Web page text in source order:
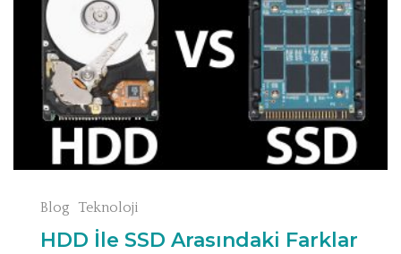
Blog Teknoloji
HDD İle SSD Arasındaki Farklar